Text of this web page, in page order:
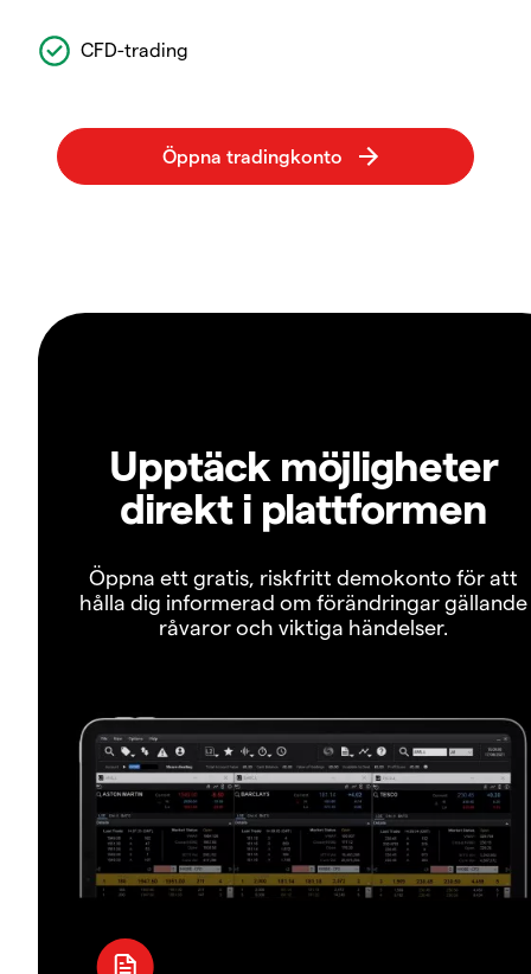
CFD-trading
Upptäck möjligheter
direkt i plattformen
Öppna ett gratis, riskfritt demokonto för att
hålla dig informerad om förändringar gällande
råvaror och viktiga händelser.